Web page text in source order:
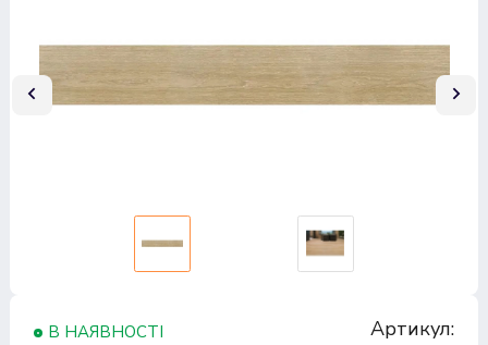
В НАЯВНОСТІ
Артикул: